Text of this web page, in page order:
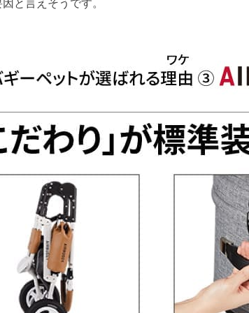
と言えそうです。